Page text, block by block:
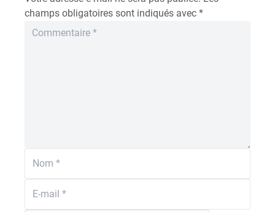
champs obligatoires sont indiqués avec *